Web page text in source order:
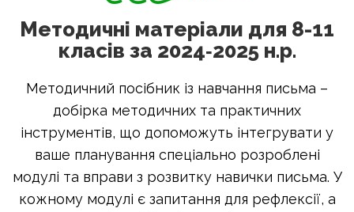
Методичні матеріали для 8-11
класів за 2024‑2025 н.р.
Методичний посібник із навчання письма –
добірка методичних та практичних
інструментів, що допоможуть інтегрувати у
ваше планування спеціально розроблені
модулі та вправи з розвитку навички письма. У
кожному модулі є запитання для рефлексії, а